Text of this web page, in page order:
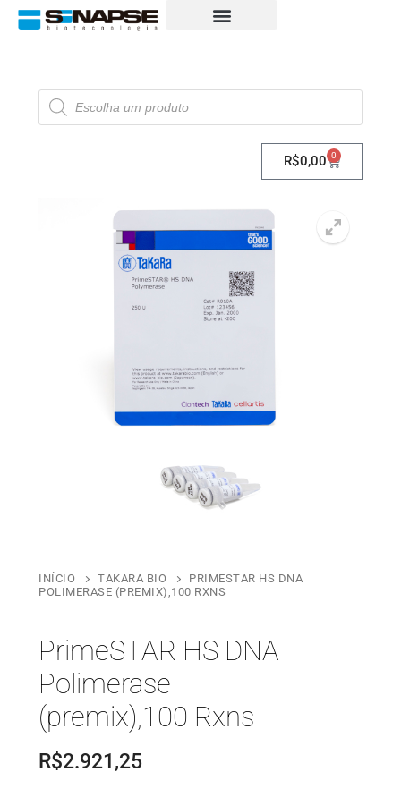
R$0,00 0
INÍCIO TAKARA BIO
PRIMESTAR HS DNA
POLIMERASE (PREMIX),100 RXNS
PrimeSTAR HS DNA
Polimerase
(premix),100 Rxns
R$2.921,25